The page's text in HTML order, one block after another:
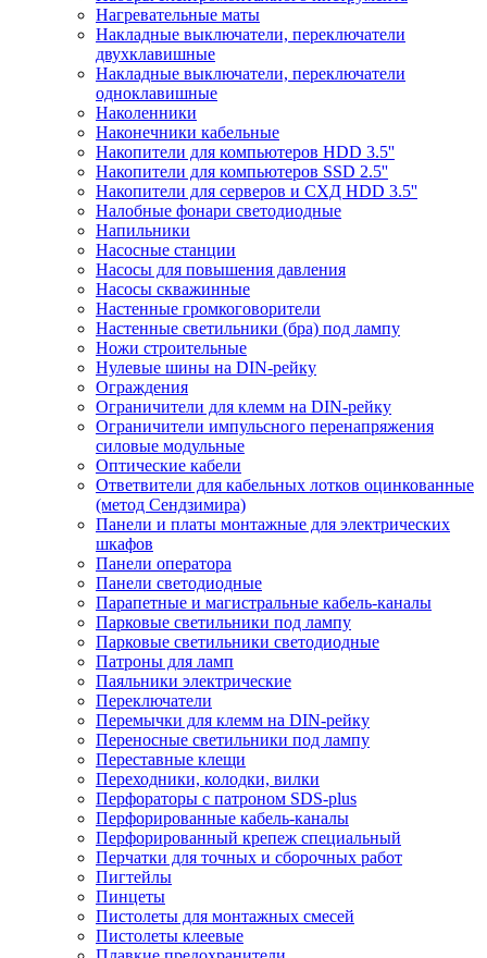
Нагревательные маты
Накладные выключатели, переключатели
двухклавишные
Накладные выключатели, переключатели
одноклавишные
Наколенники
Наконечники кабельные
Накопители для компьютеров HDD 3.5''
Накопители для компьютеров SSD 2.5''
Накопители для серверов и СХД HDD 3.5''
Налобные фонари светодиодные
Напильники
Насосные станции
Насосы для повышения давления
Насосы скважинные
Настенные громкоговорители
Настенные светильники (бра) под лампу
Ножи строительные
Нулевые шины на DIN-рейку
Ограждения
Ограничители для клемм на DIN-рейку
Ограничители импульсного перенапряжения
силовые модульные
Оптические кабели
Ответвители для кабельных лотков оцинкованные
(метод Сендзимира)
Панели и платы монтажные для электрических
шкафов
Панели оператора
Панели светодиодные
Парапетные и магистральные кабель-каналы
Парковые светильники под лампу
Парковые светильники светодиодные
Патроны для ламп
Паяльники электрические
Переключатели
Перемычки для клемм на DIN-рейку
Переносные светильники под лампу
Переставные клещи
Переходники, колодки, вилки
Перфораторы с патроном SDS-plus
Перфорированные кабель-каналы
Перфорированный крепеж специальный
Перчатки для точных и сборочных работ
Пигтейлы
Пинцеты
Пистолеты для монтажных смесей
Пистолеты клеевые